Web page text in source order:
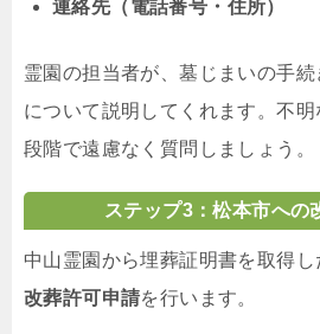
連絡先（電話番号・住所）
霊園の担当者が、墓じまいの手
について説明してくれます。不
段階で遠慮なく質問しましょう。
ステップ3：松本市への
中山霊園から埋葬証明書を取得し
改葬許可申請を行います。